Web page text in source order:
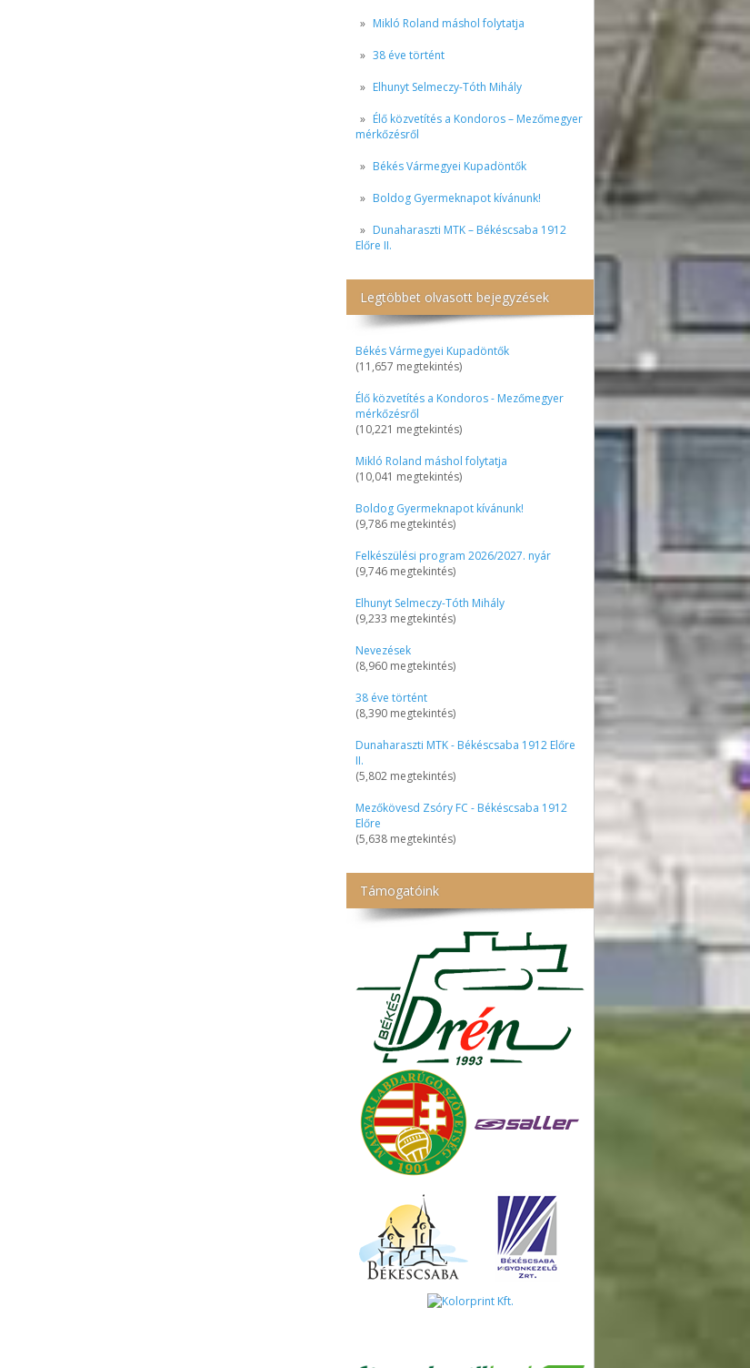
Mikló Roland máshol folytatja
38 éve történt
Elhunyt Selmeczy-Tóth Mihály
Élő közvetítés a Kondoros – Mezőmegyer
mérkőzésről
Békés Vármegyei Kupadöntők
Boldog Gyermeknapot kívánunk!
Dunaharaszti MTK – Békéscsaba 1912
Előre II.
Legtöbbet olvasott bejegyzések
Békés Vármegyei Kupadöntők
(11,657 megtekintés)
Élő közvetítés a Kondoros - Mezőmegyer
mérkőzésről
(10,221 megtekintés)
Mikló Roland máshol folytatja
(10,041 megtekintés)
Boldog Gyermeknapot kívánunk!
(9,786 megtekintés)
Felkészülési program 2026/2027. nyár
(9,746 megtekintés)
Elhunyt Selmeczy-Tóth Mihály
(9,233 megtekintés)
Nevezések
(8,960 megtekintés)
38 éve történt
(8,390 megtekintés)
Dunaharaszti MTK - Békéscsaba 1912 Előre
II.
(5,802 megtekintés)
Mezőkövesd Zsóry FC - Békéscsaba 1912
Előre
(5,638 megtekintés)
Támogatóink